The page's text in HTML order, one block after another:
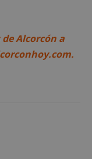
Alcorcón a